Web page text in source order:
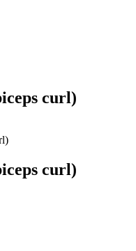
curl)
curl)